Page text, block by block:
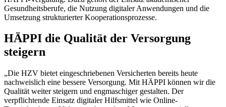
Gesundheitsberufe, die Nutzung digitaler Anwendungen und die
Umsetzung strukturierter Kooperationsprozesse.
HÄPPI die Qualität der Versorgung
steigern
„Die HZV bietet eingeschriebenen Versicherten bereits heute
nachweislich eine bessere Versorgung. Mit HÄPPI können wir die
Qualität weiter steigern und engmaschiger gestalten. Der
verpflichtende Einsatz digitaler Hilfsmittel wie Online-